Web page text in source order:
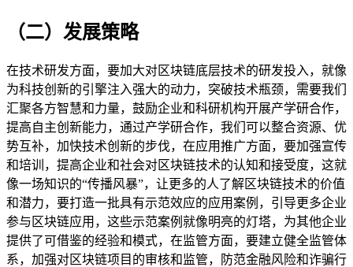
（二）发展策略
在技术研发方面，要加大对区块链底层技术的研发投入，就像
为科技创新的引擎注入强大的动力，突破技术瓶颈，需要我们
汇聚各方智慧和力量，鼓励企业和科研机构开展产学研合作，
提高自主创新能力，通过产学研合作，我们可以整合资源、优
势互补，加快技术创新的步伐，在应用推广方面，要加强宣传
和培训，提高企业和社会对区块链技术的认知和接受度，这就
像一场知识的“传播风暴”，让更多的人了解区块链技术的价值
和潜力，要打造一批具有示范效应的应用案例，引导更多企业
参与区块链应用，这些示范案例就像明亮的灯塔，为其他企业
提供了可借鉴的经验和模式，在监管方面，要建立健全监管体
系，加强对区块链项目的审核和监管，防范金融风险和诈骗行